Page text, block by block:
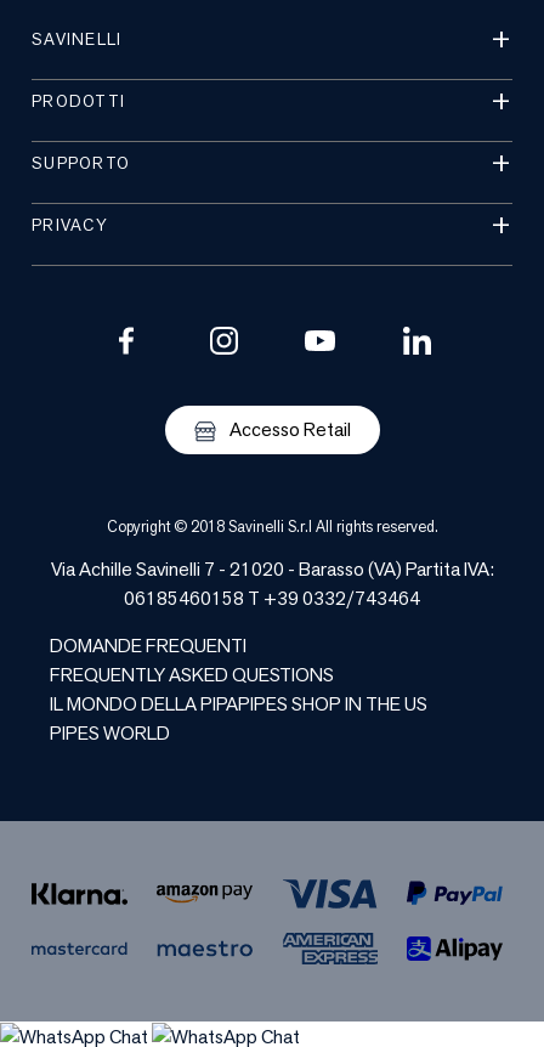
SAVINELLI
PRODOTTI
SUPPORTO
PRIVACY
Accesso Retail
Copyright © 2018 Savinelli S.r.l All rights reserved.
Via Achille Savinelli 7 - 21020 -Barasso(VA) Partita IVA:
06185460158 T +39 0332/743464
DOMANDE FREQUENTI
FREQUENTLY ASKED QUESTIONS
IL MONDO DELLA PIPAPIPES SHOP IN THE US
PIPES WORLD